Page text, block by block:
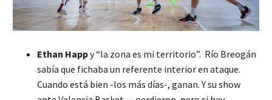
Ethan Happy “la zona es mi territorio”. Río Breogán
sabía que fichaba un referente interior en ataque.
Cuando está bien -los más días-, ganan. Y su show